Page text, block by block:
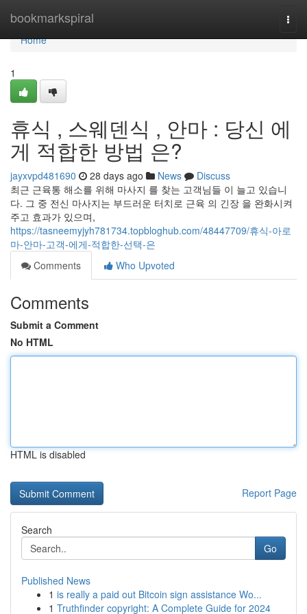
bookmarkspiral
Home
Home
1
휴식 , 스웨덴식 , 안마 : 당신 에
게 적합한 방법 은?
jayxvpd481690 28 days ago News
Discuss
최근 근육통 해소를 위해 마사지 를 찾는 고객님들 이 늘고 있습니
다. 그 중 전신 마사지는 부드러운 터치로 근육 의 긴장 을 완화시켜
주고 효과가 있으며,
https://tasneemyjyh781734.topbloghub.com/48447709/휴식-아로
마-안마-고객-에게-적합한-선택-은
Comments
Who Upvoted
Comments
Submit a Comment
No HTML
HTML is disabled
Report Page
Search
Go
Published News
1 is really a paid out Bitcoin sign assistance Wo...
1 Truthfinder copyright: A Complete Guide for 2024